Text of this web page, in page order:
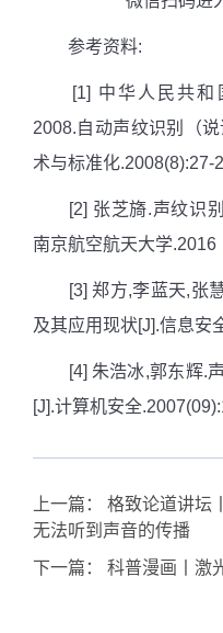
参考资料:
[1] 中华人民共和
2008.自动声纹识别（
术与标准化.2008(8):27-
[2] 张芝旖.声纹识
南京航空航天大学.2016
[3] 郑方,李蓝天,张
及其应用现状[J].信息安
[4] 朱浩冰,郭东辉.
[J].计算机安全
上一篇：
格致论道讲坛
无法听到声音的传播
下一篇：
科普漫画丨激